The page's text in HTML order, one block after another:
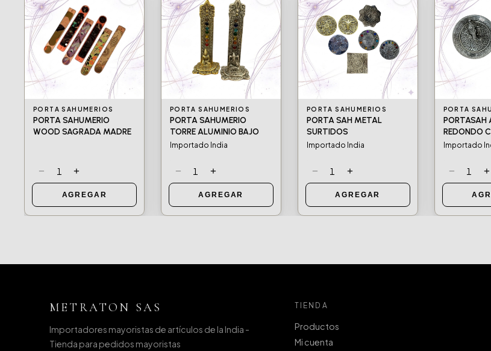
PORTA SAHUMERIOS
PORTA SAHUMERIO
WOOD SAGRADA MADRE
− 1 +
AGREGAR
PORTA SAHUMERIOS
PORTA SAHUMERIO
TORRE ALUMINIO BAJO
Importado India
− 1 +
AGREGAR
PORTA SAHUMERIOS
PORTA SAH METAL
SURTIDOS
Importado India
− 1 +
AGREGAR
PORTA
PORTASAH
REDONDO
SURTIDOS
Importado
− 1 +
METRATON SAS
Importadores mayoristas de artículos de la India -
Tienda para pedidos mayoristas
TIENDA
Productos
Mi cuenta